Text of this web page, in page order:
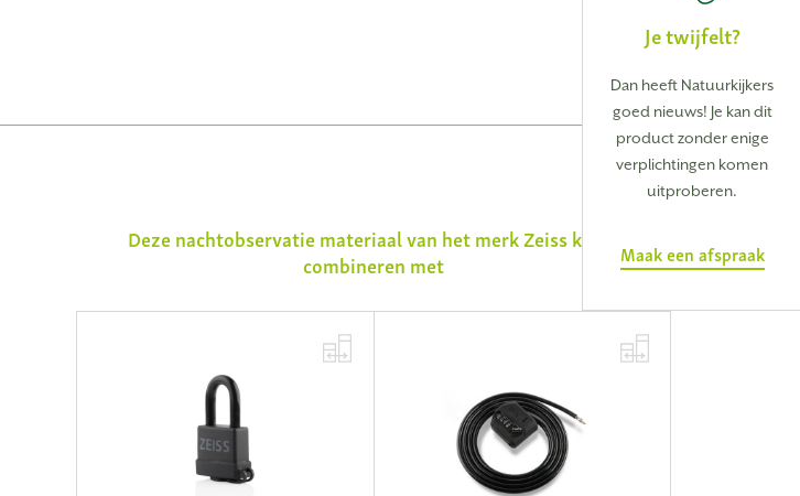
Deze nachtobservatie materiaal van het merkZeisskan u
combineren met
Je twijfelt?
Dan heeft Natuurkijkers
goed nieuws! Je kan dit
product zonder enige
verplichtingen komen
uitproberen.
Maak een afspraak